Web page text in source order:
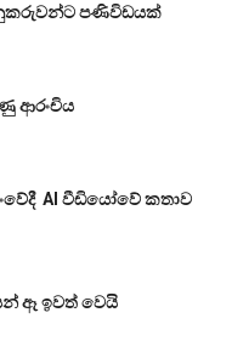
පණිවිඩයක්
ආරංචිය
AI වීඩියෝවේ කතාව
ඈ ඉවත් වෙයි